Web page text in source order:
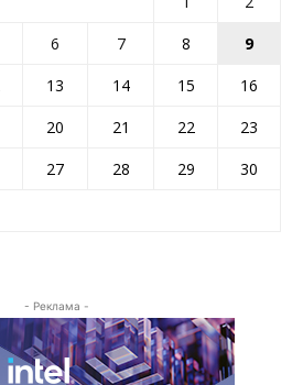
6 7 8
9
13 14 15
16
20 21 22
23
27 28 29
30
- Реклама -